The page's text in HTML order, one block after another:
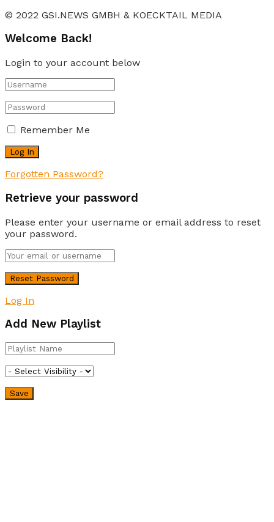
© 2022 GSI.NEWS GMBH & KOECKTAIL MEDIA
Welcome Back!
Login to your account below
Remember Me
Forgotten Password?
Retrieve your password
Please enter your username or email address to reset
your password.
Log In
Add New Playlist